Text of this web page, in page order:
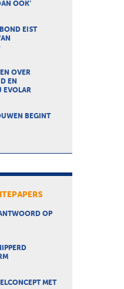
OOK’
EIST
OVER
EN
EVOLAR
BEGINT
OP
MET